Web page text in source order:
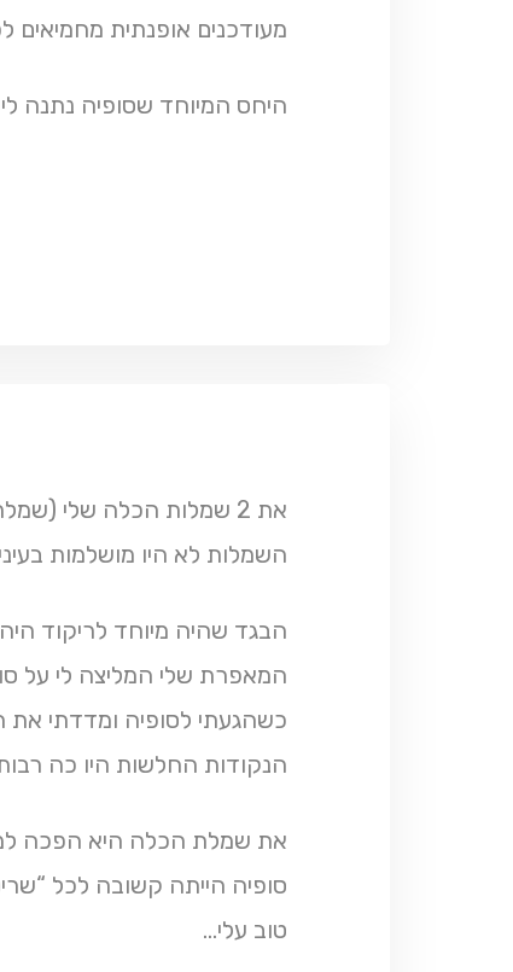
מעודכנים אופנתית מחמיאים
היחס המיוחד שסופיה נתנה
את 2 שמלות הכלה שלי (שמלת כלה+בגד כלה מיוחד לריקודים) תפרתי אצל חברה בחו”ל.
השמלות לא היו מושלמות
הבגד שהיה מיוחד לריקוד
המאפרת שלי המליצה לי על
כשהגעתי לסופיה ומדדתי את
הנקודות החלשות היו כה
את שמלת הכלה היא הפכה
סופיה הייתה קשובה לכל
טוב עלי…